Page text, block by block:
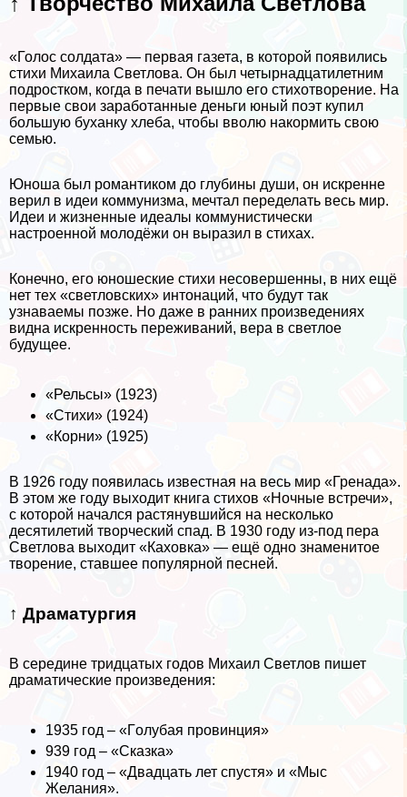
«Голос солдата» — первая газета, в которой появились
стихи Михаила Светлова. Он был четырнадцатилетним
подростком, когда в печати вышло его стихотворение. На
первые свои заработанные деньги юный поэт купил
большую буханку хлеба, чтобы вволю накормить свою
семью.
Юноша был романтиком до глубины души, он искренне
верил в идеи коммунизма, мечтал переделать весь мир.
Идеи и жизненные идеалы коммунистически
настроенной молодёжи он выразил в стихах.
Конечно, его юношеские стихи несовершенны, в них ещё
нет тех «светловских» интонаций, что будут так
узнаваемы позже. Но даже в ранних произведениях
видна искренность переживаний, вера в светлое
будущее.
«Рельсы» (1923)
«Стихи» (1924)
«Корни» (1925)
В 1926 году появилась известная на весь мир «Гренада».
В этом же году выходит книга стихов «Ночные встречи»,
с которой начался растянувшийся на несколько
десятилетий творческий спад. В 1930 году из-под пера
Светлова выходит «Каховка» — ещё одно знаменитое
творение, ставшее популярной песней.
↑ Драматургия
В середине тридцатых годов Михаил Светлов пишет
драматические произведения:
1935 год – «Гoлyбая провинция»
939 год – «Сказка»
1940 год – «Двадцать лет спустя» и «Мыс
Желания».